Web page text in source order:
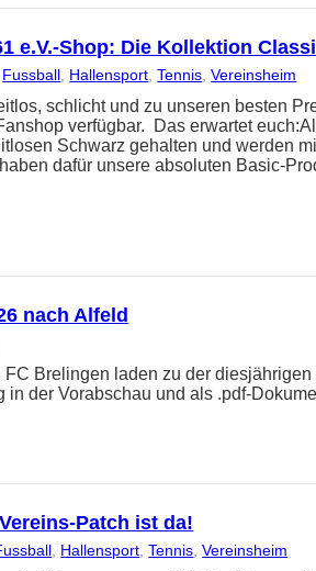
e.V.-Shop: Die Kollektion
Fussball, Hallensport, Tennis, Vereinsheim
schlicht und zu unseren besten
verfügbar. Das erwartet
Schwarz gehalten und werden
dafür unsere absoluten Basic-
nach Alfeld
Brelingen laden zu der
der Vorabschau und als .pdf-
Patch ist da!
Hallensport , Tennis , Vereinsheim